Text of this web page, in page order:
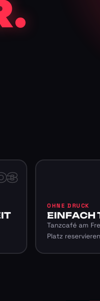
OHNE DRUCK
EINFACH
Tanzcafé am
Platz reservieren